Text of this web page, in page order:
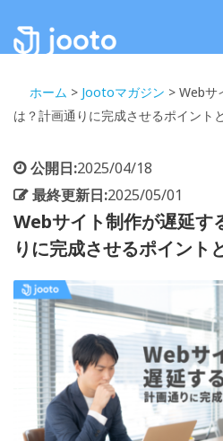
ホーム > Jootoマガジン > Webサ
は？計画通りに完成させるポイント
公開日:2025/04/18
最終更新日:2025/05/01
Webサイト制作が遅延す
りに完成させるポイント